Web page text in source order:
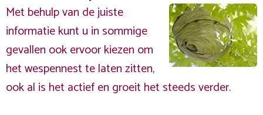
Met behulp van de juiste
informatie kunt u in sommige
gevallen ook ervoor kiezen om
het wespennest te laten zitten,
ook al is het actief en groeit het steeds verder.